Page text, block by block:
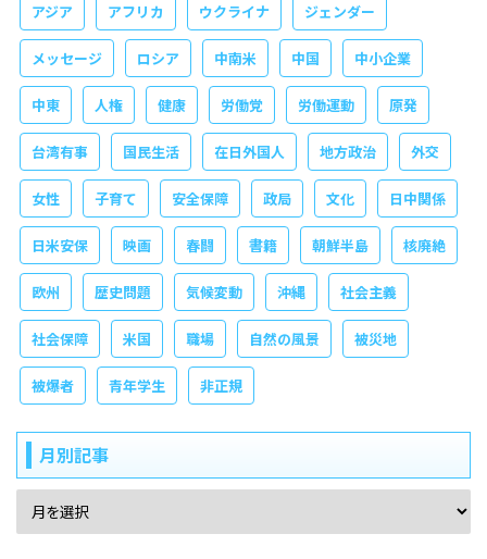
アジア アフリカ ウクライナ ジェンダー
メッセージ ロシア 中南米 中国 中小企業
中東 人権 健康 労働党 労働運動 原発
台湾有事 国民生活 在日外国人 地方政治 外交
女性 子育て 安全保障 政局 文化 日中関係
日米安保 映画 春闘 書籍 朝鮮半島 核廃絶
欧州 歴史問題 気候変動 沖縄 社会主義
社会保障 米国 職場 自然の風景 被災地
被爆者 青年学生 非正規
月別記事